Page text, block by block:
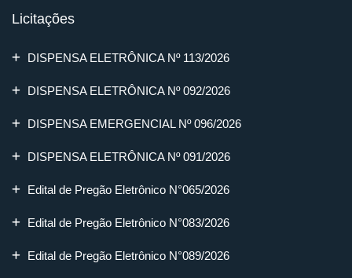
Licitações
DISPENSA ELETRÔNICA Nº 113/2026
DISPENSA ELETRÔNICA Nº 092/2026
DISPENSA EMERGENCIAL Nº 096/2026
DISPENSA ELETRÔNICA Nº 091/2026
Edital de Pregão Eletrônico N°065/2026
Edital de Pregão Eletrônico N°083/2026
Edital de Pregão Eletrônico N°089/2026